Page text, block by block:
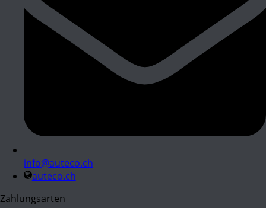
info@auteco.ch
auteco.ch
Zahlungsarten